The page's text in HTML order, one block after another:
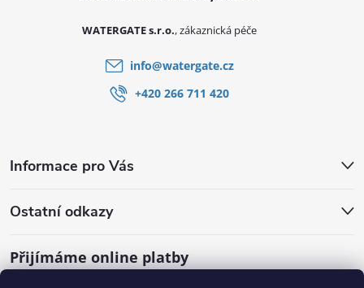
Informace pro Vás
Ostatní odkazy
Přijímáme online platby
WATERGATE s.r.o.
info@watergate.cz
+420 266 711 420